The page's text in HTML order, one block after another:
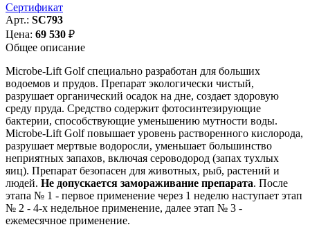
Сертификат
Арт.: SC793
Цена: 69 530 ₽
Общее описание
Microbe-Lift Golf cпециально разработан для больших
водоемов и прудов. Препарат экологически чистый,
разрушает органический осадок на дне, создает здоровую
среду пруда. Средство содержит фотосинтезирующие
бактерии, способствующие уменьшению мутности воды.
Microbe-Lift Golf повышает уровень растворенного кислорода,
разрушает мертвые водоросли, уменьшает большинство
неприятных запахов, включая сероводород (запах тухлых
яиц). Препарат безопасен для животных, рыб, растений и
людей. Не допускается замораживание препарата. После
этапа № 1 - первое применение через 1 неделю наступает этап
№ 2 - 4-х недельное применение, далее этап № 3 -
ежемесячное применение.